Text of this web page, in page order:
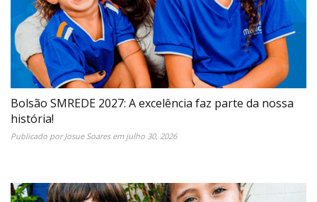
Bolsão SMREDE 2027: A excelência faz parte da nossa
história!
Publicado porJosue Soaresem julho 30, 2026